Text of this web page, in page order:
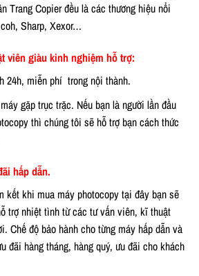
Trang Copier đều là các thương hiệu nổi
Sharp, Xexor…
viên giàu kinh nghiệm hỗ trợ:
24h, miễn phí trong nội thành.
gặp trục trặc. Nếu bạn là người lần đầu
thì chúng tôi sẽ hỗ trợ bạn cách thức
hấp dẫn.
kết khi mua máy photocopy tại đây bạn sẽ
trợ nhiệt tình từ các tư vấn viên, kĩ thuật
Chế độ bảo hành cho từng máy hấp dẫn và
đãi hàng tháng, hàng quý, ưu đãi cho khách